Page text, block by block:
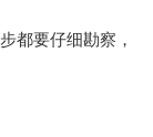
都要仔细勘察，